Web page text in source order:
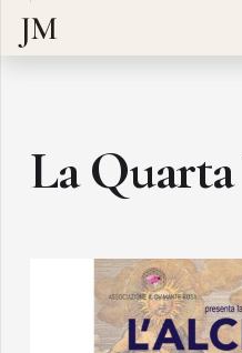
JM
La